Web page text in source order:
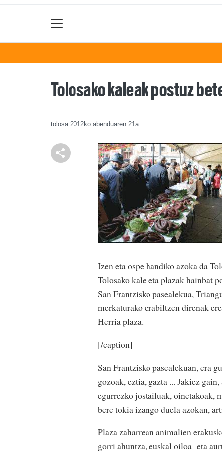
Tolosako kaleak postuz
tolosa 2012ko abenduaren 21a
Izen eta ospe handiko azoka da
Tolosako kale eta plazak hainbat
San Frantzisko pasealekua,
merkaturako erabiltzen direnak
Herria plaza.
[/caption]
San Frantzisko pasealekuan, era
gozoak, eztia, gazta ... Jakiez
egurrezko jostailuak, oinetakoak,
bere tokia izango duela azokan,
Plaza zaharrean animalien
gorri ahuntza, euskal oiloa eta